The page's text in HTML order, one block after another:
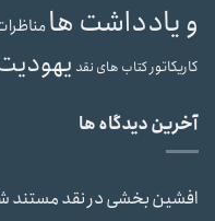
و یادداشت ها
کاریکاتورکتاب های نقد
آخرین دیدگاه ها
افشین بخشیدرنقد مستند